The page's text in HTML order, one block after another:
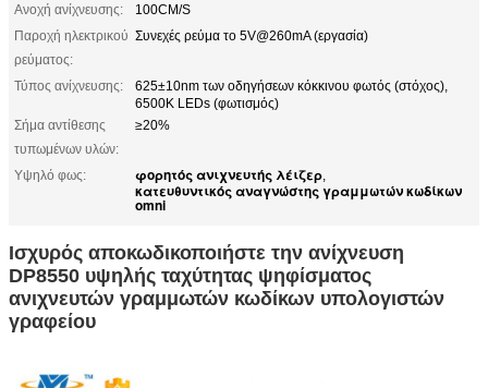
Ανοχή ανίχνευσης:
100CM/S
Παροχή ηλεκτρικού
ρεύματος:
Συνεχές ρεύμα το 5V@260mA (εργασία)
Τύπος ανίχνευσης:
625±10nm των οδηγήσεων κόκκινου φωτός (στόχος),
6500K LEDs (φωτισμός)
Σήμα αντίθεσης
τυπωμένων υλών:
≥20%
Υψηλό φως: φορητός ανιχνευτής λέιζερ,
κατευθυντικός αναγνώστης γραμμωτών κωδίκων
omni
Ισχυρός αποκωδικοποιήστε την ανίχνευση
DP8550 υψηλής ταχύτητας ψηφίσματος
ανιχνευτών γραμμωτών κωδίκων υπολογιστών
γραφείου